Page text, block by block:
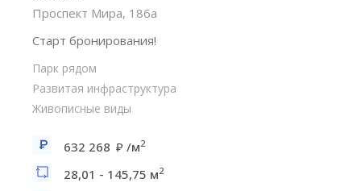
Проспект Мира, 186а
Старт бронирования!
Парк рядом
Развитая инфраструктура
Живописные виды
632 268 /м2
28,01 - 145,75 м2